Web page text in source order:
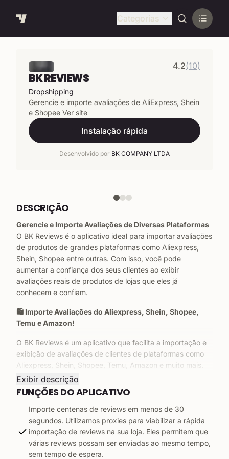
Categorias
4.2(10)
BK REVIEWS
Dropshipping
Gerencie e importe avaliações de AliExpress, Shein
e Shopee Ver site
Instalação rápida
Desenvolvido por BK COMPANY LTDA
DESCRIÇÃO
Gerencie e Importe Avaliações de Diversas Plataformas
O BK Reviews é o aplicativo ideal para importar avaliações
de produtos de grandes plataformas como Aliexpress,
Shein, Shopee entre outras. Com isso, você pode
aumentar a confiança dos seus clientes ao exibir
avaliações reais de produtos de lojas que eles já
conhecem e confiam.
🛍️ Importe Avaliações do Aliexpress, Shein, Shopee,
Temu e Amazon!
O BK Reviews é um aplicativo que facilita a importação e
exibição de avaliações de clientes de plataformas como
Aliexpress, Shein, Shopee, Temu, Amazon e muito mais.
Ele permite que você exiba as avaliações diretamente nas
páginas dos seus produtos, aumentando a confiança e as
chances de conversão da sua loja Yampi.
⚙️ Como funciona?
1️⃣ Copie o link do produto de plataformas como
Aliexpress, Shopee, Shein, entre outras.
Exibir descrição
FUNÇÕES DO APLICATIVO
Importe centenas de reviews em menos de 30
segundos. Utilizamos proxies para viabilizar a rápida
importação de reviews na sua loja. Eles permitem que
várias reviews possam ser enviadas ao mesmo tempo,
sem tempo de espera.